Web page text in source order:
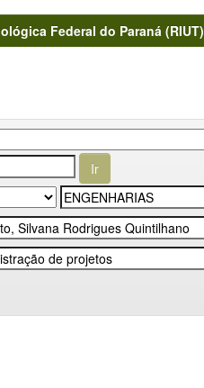
Federal do Paraná (RIUT)